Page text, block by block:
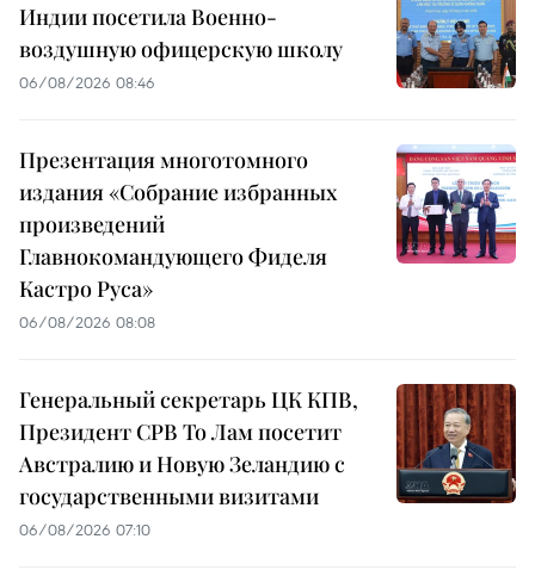
Индии посетила Военно-
воздушную офицерскую школу
06/08/2026 08:46
Презентация многотомного
издания «Собрание избранных
произведений
Главнокомандующего Фиделя
Кастро Руса»
06/08/2026 08:08
Генеральный секретарь ЦК КПВ,
Президент СРВ То Лам посетит
Австралию и Новую Зеландию с
государственными визитами
06/08/2026 07:10